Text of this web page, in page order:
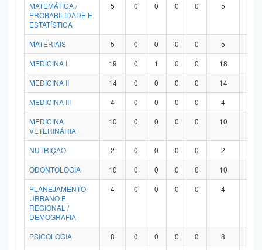
MATEMÁTICA /
PROBABILIDADE E
ESTATÍSTICA
5 0 0 0 0 5
MATERIAIS 5 0 0 0 0 5
MEDICINA I
19 0 1 0 0 18
MEDICINA II
14 0 0 0 0 14
MEDICINA III
4 0 0 0 0 4
MEDICINA
VETERINÁRIA
10 0 0 0 0 10
NUTRIÇÃO 2 0 0 0 0 2
ODONTOLOGIA
10 0 0 0 0 10
PLANEJAMENTO
URBANO E
REGIONAL /
DEMOGRAFIA
4 0 0 0 0 4
PSICOLOGIA 8 0 0 0 0 8